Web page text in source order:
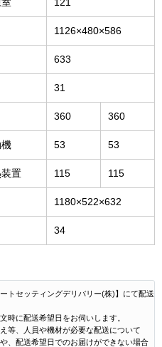
1126×480×586
633
31
360 360
53 53
置 115 115
1180×522×632
34
トセッティングデリバリー(株)】にて配送
時に配送希望日をお伺いします。
等、人員や機材が必要な配送について
、配送希望日でのお届けができない場合